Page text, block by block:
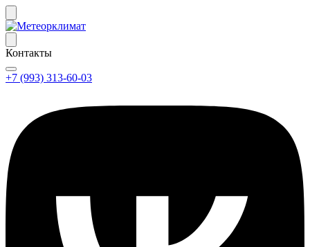
Контакты
+7 (993) 313-60-03